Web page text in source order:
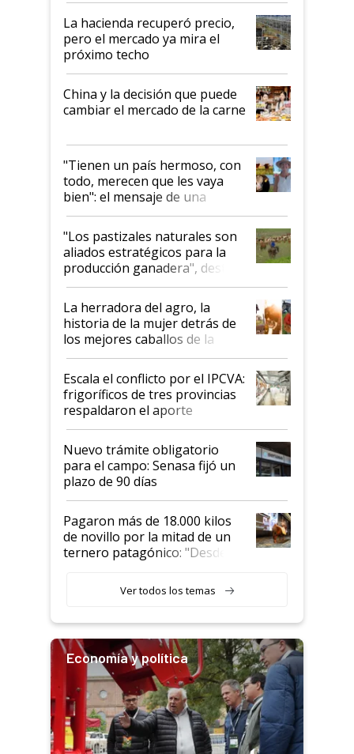
La hacienda recuperó precio,
pero el mercado ya mira el
próximo techo
China y la decisión que puede
cambiar el mercado de la carne
"Tienen un país hermoso, con
todo, merecen que les vaya
bien": el mensaje de una
ganadera uruguaya sobre las
oportunidades que se abren
para el agro en Argentina, con
foco en la carne
"Los pastizales naturales son
aliados estratégicos para la
producción ganadera", destaca
la iniciativa que ya reúne a 46
establecimientos en Argentina
La herradora del agro, la
historia de la mujer detrás de
los mejores caballos de la
Argentina y los mitos que
todavía hacen sufrir a estos
animales: "Mientras me
descalificaban, yo seguí
haciendo currículum"
Escala el conflicto por el IPCVA:
frigoríficos de tres provincias
respaldaron el aporte
obligatorio
Nuevo trámite obligatorio
para el campo: Senasa fijó un
plazo de 90 días
Pagaron más de 18.000 kilos
de novillo por la mitad de un
ternero patagónico: "Desde
llamar la atención"
Ver todos los temas
Economía y política